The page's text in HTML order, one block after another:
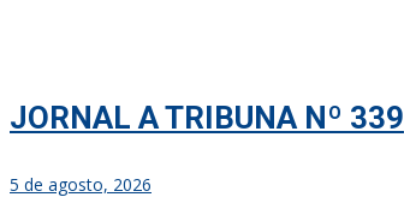
JORNAL A TRIBUNA Nº 339
5 de agosto, 2026